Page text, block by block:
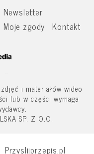
Newsletter
Moje zgody Kontakt
i materiałów wideo
lub w części wymaga
SP. Z O.O.
Przyslijprzepis.pl